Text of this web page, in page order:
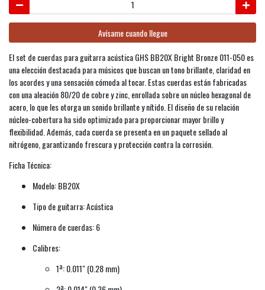
Avísame cuando llegue
El set de cuerdas para guitarra acústica GHS BB20X Bright Bronze 011-050 es
una elección destacada para músicos que buscan un tono brillante, claridad en
los acordes y una sensación cómoda al tocar. Estas cuerdas están fabricadas
con una aleación 80/20 de cobre y zinc, enrollada sobre un núcleo hexagonal de
acero, lo que les otorga un sonido brillante y nítido. El diseño de su relación
núcleo-cobertura ha sido optimizado para proporcionar mayor brillo y
flexibilidad. Además, cada cuerda se presenta en un paquete sellado al
nitrógeno, garantizando frescura y protección contra la corrosión.
Ficha Técnica:
Modelo: BB20X
Tipo de guitarra: Acústica
Número de cuerdas: 6
Calibres:
1ª: 0.011" (0.28 mm)